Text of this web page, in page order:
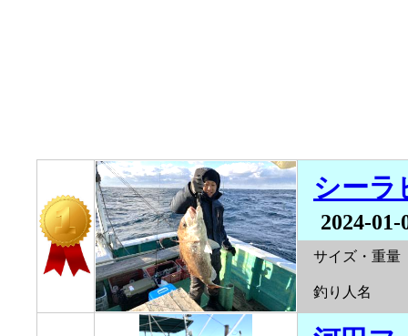
シーラ
2024-
サイズ・重量
釣り人名